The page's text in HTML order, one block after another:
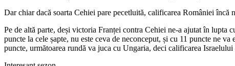
Dar chiar dacă soarta Cehiei pare pecetluită, calificarea României
Pe de altă parte, deși victoria Franței contra Cehiei ne-a ajutat în lupta
puncte la cele șapte, nu este ceva de neconceput, și cu 11 puncte ne
puncte, următoarea rundă va juca cu Ungaria, deci calificarea